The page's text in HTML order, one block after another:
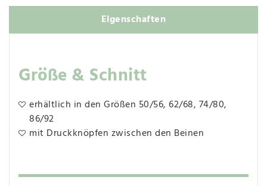
Eigenschaften
Größe & Schnitt
erhältlich in den Größen 50/56, 62/68, 74/80,
86/92
mit Druckknöpfen zwischen den Beinen